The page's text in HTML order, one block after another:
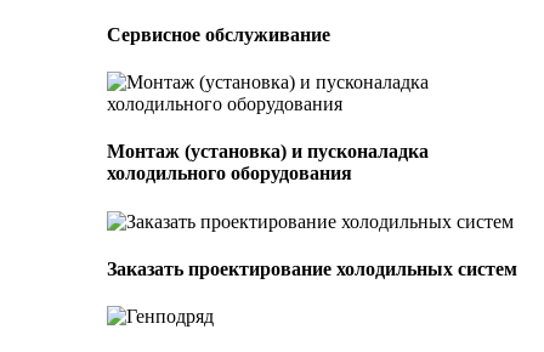
Сервисное обслуживание
Монтаж (установка) и пусконаладка
холодильного оборудования
Заказать проектирование холодильных систем